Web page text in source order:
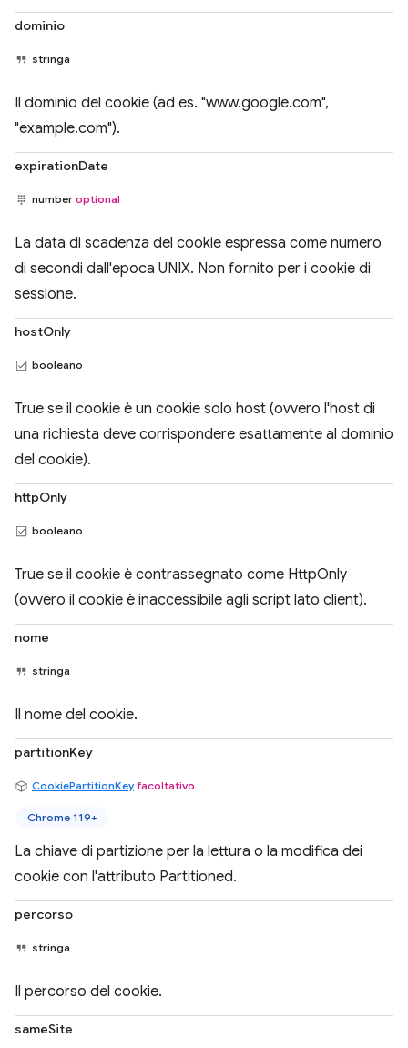
dominio
stringa
Il dominio del cookie (ad es. "www.google.com",
"example.com").
expirationDate
number optional
La data di scadenza del cookie espressa come numero
di secondi dall'epoca UNIX. Non fornito per i cookie di
sessione.
hostOnly
booleano
True se il cookie è un cookie solo host (ovvero l'host di
una richiesta deve corrispondere esattamente al dominio
del cookie).
httpOnly
booleano
True se il cookie è contrassegnato come HttpOnly
(ovvero il cookie è inaccessibile agli script lato client).
nome
stringa
Il nome del cookie.
partitionKey
CookiePartitionKey facoltativo
Chrome 119+
La chiave di partizione per la lettura o la modifica dei
cookie con l'attributo Partitioned.
percorso
stringa
Il percorso del cookie.
sameSite